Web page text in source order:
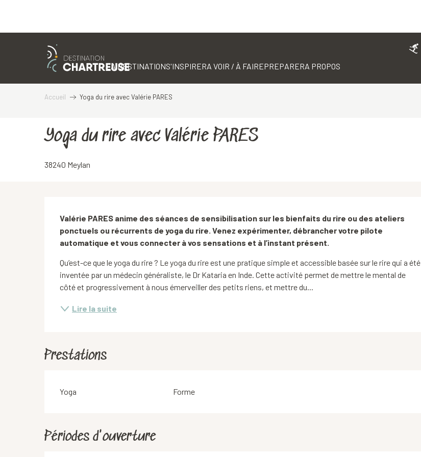
LA DESTINATIONS'INSPIRERA VOIR / À FAIREPREPARERA PROPOS
Accueil Yoga du rire avec Valérie PARES
Yoga du rire avec Valérie PARES
38240 Meylan
Description
Valérie PARES anime des séances de sensibilisation sur les bienfaits du rire ou des ateliers
ponctuels ou récurrents de yoga du rire. Venez expérimenter, débrancher votre pilote
automatique et vous connecter à vos sensations et à l’instant présent.
Qu’est-ce que le yoga du rire ? Le yoga du rire est une pratique simple et accessible basée sur le rire qui a été
inventée par un médecin généraliste, le Dr Kataria en Inde. Cette activité permet de mettre le mental de
côté et progressivement à nous émerveiller des petits riens, et mettre du...
Lire la suite
Prestations
Yoga Forme
Périodes d'ouverture